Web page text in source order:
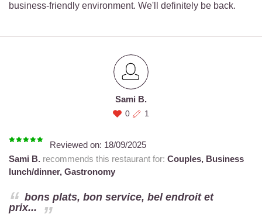
business-friendly environment. We'll definitely be back.
Sami B.
0 1
Reviewed on: 18/09/2025
Sami B. recommends this restaurant for: Couples, Business
lunch/dinner, Gastronomy
bons plats, bon service, bel endroit et
prix...